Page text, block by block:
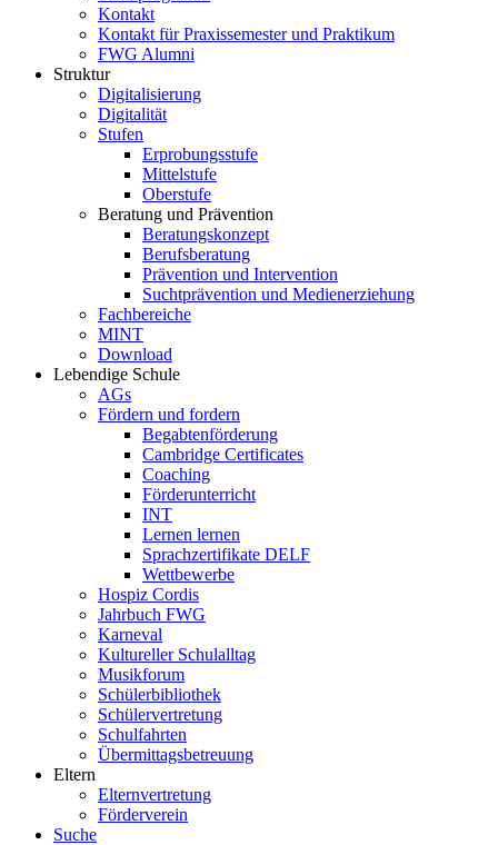
Kontakt
Kontakt für Praxissemester und Praktikum
FWG Alumni
Struktur
Digitalisierung
Digitalität
Stufen
Erprobungsstufe
Mittelstufe
Oberstufe
Beratung und Prävention
Beratungskonzept
Berufsberatung
Prävention und Intervention
Suchtprävention und Medienerziehung
Fachbereiche
MINT
Download
Lebendige Schule
AGs
Fördern und fordern
Begabtenförderung
Cambridge Certificates
Coaching
Förderunterricht
INT
Lernen lernen
Sprachzertifikate DELF
Wettbewerbe
Hospiz Cordis
Jahrbuch FWG
Karneval
Kultureller Schulalltag
Musikforum
Schülerbibliothek
Schülervertretung
Schulfahrten
Übermittagsbetreuung
Eltern
Elternvertretung
Förderverein
Suche